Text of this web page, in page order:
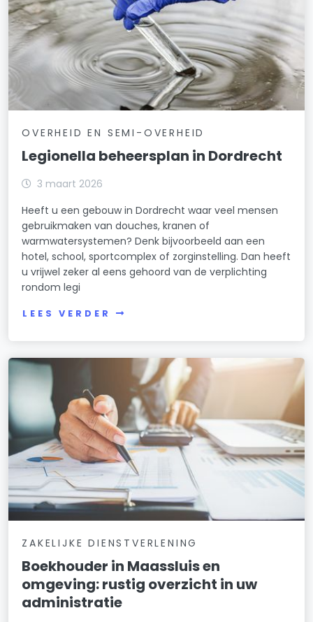
OVERHEID EN SEMI-OVERHEID
Legionella beheersplan in Dordrecht
3 maart 2026
Heeft u een gebouw in Dordrecht waar veel mensen
gebruikmaken van douches, kranen of
warmwatersystemen? Denk bijvoorbeeld aan een
hotel, school, sportcomplex of zorginstelling. Dan heeft
u vrijwel zeker al eens gehoord van de verplichting
rondom legi
LEES VERDER
ZAKELIJKE DIENSTVERLENING
Boekhouder in Maassluis en
omgeving: rustig overzicht in uw
administratie